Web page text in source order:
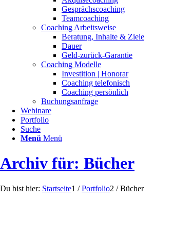
Gesprächscoaching
Teamcoaching
Coaching Arbeitsweise
Beratung, Inhalte & Ziele
Dauer
Geld-zurück-Garantie
Coaching Modelle
Investition | Honorar
Coaching telefonisch
Coaching persönlich
Buchungsanfrage
Webinare
Portfolio
Suche
Menü Menü
Archiv für: Bücher
Du bist hier: Startseite1 / Portfolio2 / Bücher